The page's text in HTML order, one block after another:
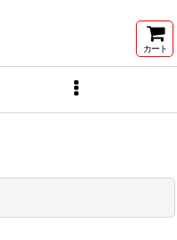
カート